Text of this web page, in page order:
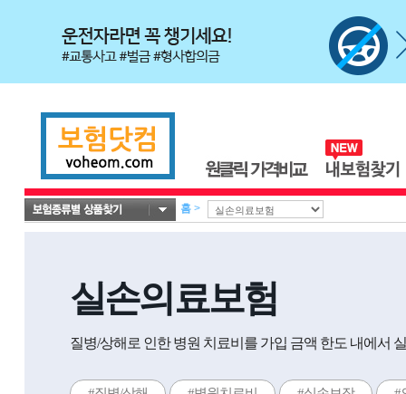
홈 >
실손의료보험
질병/상해로 인한 병원 치료비를 가입 금액 한도 내에서